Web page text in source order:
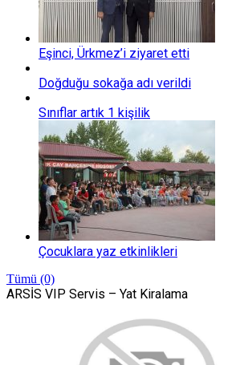
Eşinci, Ürkmez’i ziyaret etti
Doğduğu sokağa adı verildi
Sınıflar artık 1 kişilik
Çocuklara yaz etkinlikleri
Tümü (0)
ARSİS VIP Servis – Yat Kiralama